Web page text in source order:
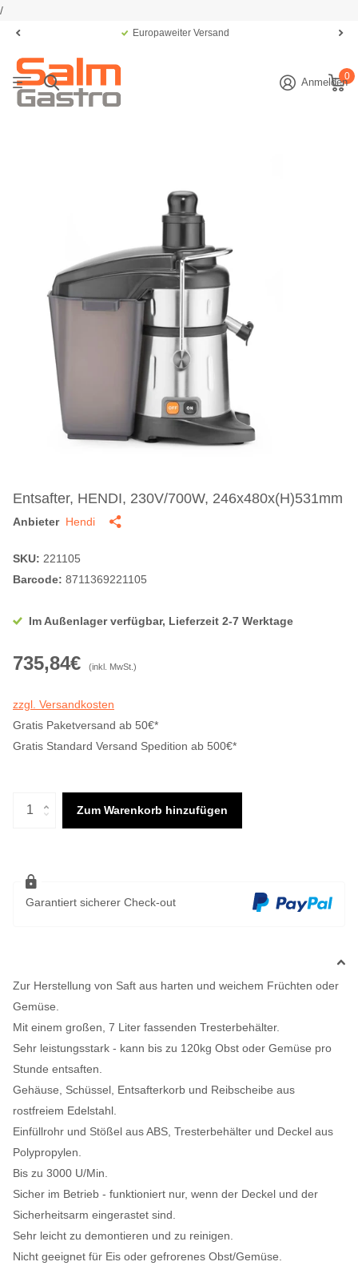
/
Europaweiter Versand
Anmelden0
Entsafter, HENDI, 230V/700W, 246x480x(H)531mm
Anbieter Hendi
SKU: 221105
Barcode: 8711369221105
Im Außenlager verfügbar, Lieferzeit 2-7 Werktage
735,84€ (inkl. MwSt.)
zzgl. Versandkosten
Gratis Paketversand ab 50€*
Gratis Standard Versand Spedition ab 500€*
Zum Warenkorb hinzufügen
Garantiert sicherer Check-out
Zur Herstellung von Saft aus harten und weichem Früchten oder
Gemüse.
Mit einem großen, 7 Liter fassenden Tresterbehälter.
Sehr leistungsstark - kann bis zu 120kg Obst oder Gemüse pro
Stunde entsaften.
Gehäuse, Schüssel, Entsafterkorb und Reibscheibe aus
rostfreiem Edelstahl.
Einfüllrohr und Stößel aus ABS, Tresterbehälter und Deckel aus
Polypropylen.
Bis zu 3000 U/Min.
Sicher im Betrieb - funktioniert nur, wenn der Deckel und der
Sicherheitsarm eingerastet sind.
Sehr leicht zu demontieren und zu reinigen.
Nicht geeignet für Eis oder gefrorenes Obst/Gemüse.